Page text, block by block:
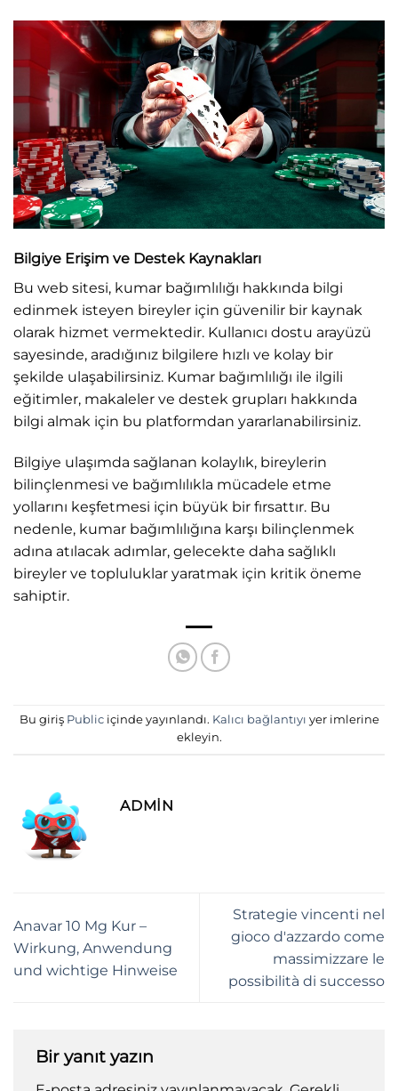
Bilgiye Erişim ve Destek Kaynakları
Bu web sitesi, kumar bağımlılığı hakkında bilgi
edinmek isteyen bireyler için güvenilir bir kaynak
olarak hizmet vermektedir. Kullanıcı dostu arayüzü
sayesinde, aradığınız bilgilere hızlı ve kolay bir
şekilde ulaşabilirsiniz. Kumar bağımlılığı ile ilgili
eğitimler, makaleler ve destek grupları hakkında
bilgi almak için bu platformdan yararlanabilirsiniz.
Bilgiye ulaşımda sağlanan kolaylık, bireylerin
bilinçlenmesi ve bağımlılıkla mücadele etme
yollarını keşfetmesi için büyük bir fırsattır. Bu
nedenle, kumar bağımlılığına karşı bilinçlenmek
adına atılacak adımlar, gelecekte daha sağlıklı
bireyler ve topluluklar yaratmak için kritik öneme
sahiptir.
Bu giriş Publiciçinde yayınlandı. Kalıcı bağlantıyı yer imlerine
ekleyin.
ADMIN
Anavar 10 Mg Kur –
Wirkung, Anwendung
und wichtige Hinweise
Strategie vincenti nel
gioco d'azzardo come
massimizzare le
possibilità di successo
Bir yanıt yazın